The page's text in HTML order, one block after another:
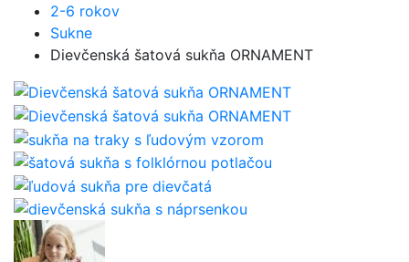
2-6 rokov
Sukne
Dievčenská šatová sukňa ORNAMENT